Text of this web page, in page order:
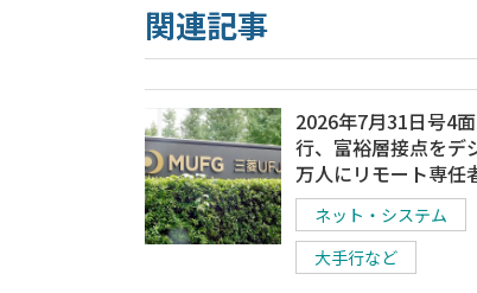
関連記事
2026年7月31日号4
行、富裕層接点をデ
万人にリモート専任
ネット・システム
大手行など